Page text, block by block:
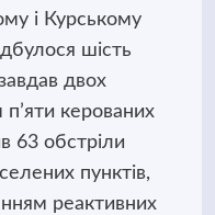
і Курському
шість
двох
п’яти керованих
63 обстріли
пунктів,
реактивних